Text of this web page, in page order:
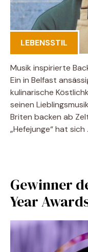
LEBENSSTIL
Musik inspirierte
Ein in Belfast
kulinarische
seinen
Briten backen ab
„Hefejunge“ hat sich
Gewinner
Year